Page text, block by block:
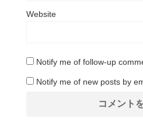
Website
Notify me of follow-up
Notify me of new posts by